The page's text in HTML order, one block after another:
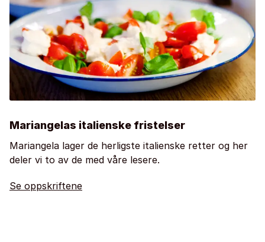
Mariangelas italienske fristelser
Mariangela lager de herligste italienske retter og her
deler vi to av de med våre lesere.
Se oppskriftene